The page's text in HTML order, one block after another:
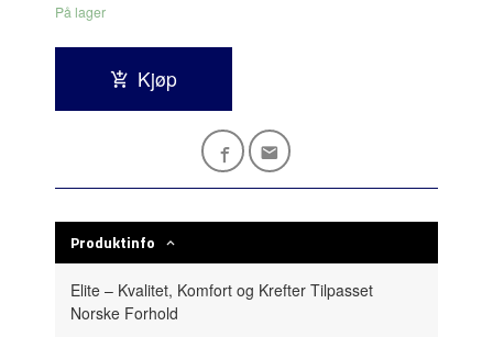
På lager
Kjøp
Produktinfo
Elite – Kvalitet, Komfort og Krefter Tilpasset
Norske Forhold